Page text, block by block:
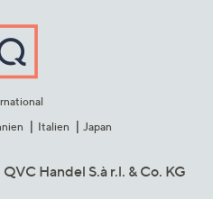
Italien Japan
Handel S.à r.l. & Co. KG